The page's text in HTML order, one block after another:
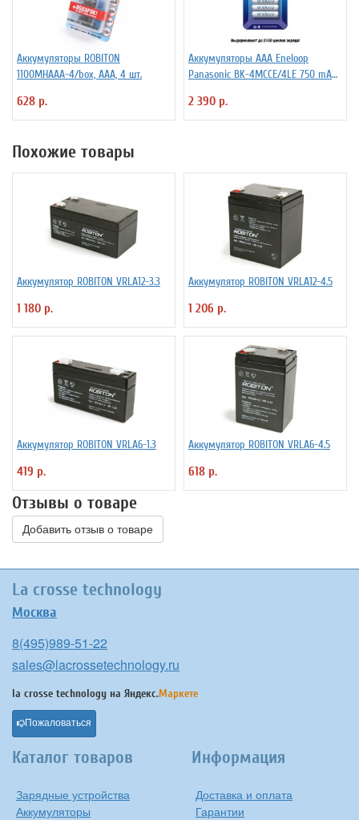
Аккумуляторы ROBITON
1100MHAAA-4/box, ААА, 4 шт.
628 р.
Аккумуляторы ААА Еneloop
Panasonic BK-4MCCE/4LE 750 mAh
2 390 р.
Похожие товары
Аккумулятор ROBITON VRLA12-3.3
1 180 р.
Аккумулятор ROBITON VRLA12-4.5
1 206 р.
Аккумулятор ROBITON VRLA6-1.3
419 р.
Аккумулятор ROBITON VRLA6-4.5
618 р.
Отзывы о товаре
Добавить отзыв о товаре
La crosse technology
Москва
8(495)989-51-22
sales@lacrossetechnology.ru
la crosse technology на Яндекс.Маркете
Пожаловаться
Каталог товаров
Зарядные устройства
Аккумуляторы
Информация
Доставка и оплата
Гарантии